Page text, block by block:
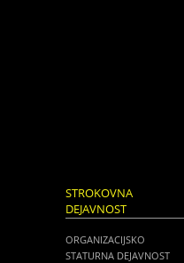
STROKOVNA
DEJAVNOST
ORGANIZACIJSKO
STATURNA DEJAVNOST